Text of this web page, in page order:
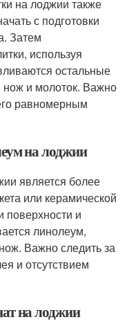
на лоджии также
с подготовки
Затем
используя
остальные
нож и молоток. Важно
равномерным
на лоджии
является более
или керамической
поверхности и
линолеум,
Важно следить за
и отсутствием
на лоджии